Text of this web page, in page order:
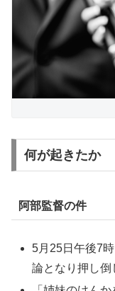
何が起きたか
阿部監督の件
5月25日午後7
論となり押し倒